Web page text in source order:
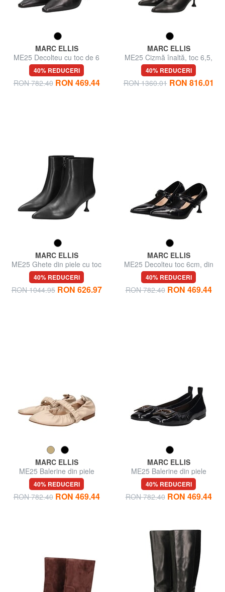
MARC ELLIS
ME25 Decolteu cu toc de 6
cm, din piele
40% REDUCERI
RON 782.40 RON 469.44
MARC ELLIS
ME25 Cizmă înaltă, toc 6,5,
din piele
40% REDUCERI
RON 1360.01 RON 816.01
MARC ELLIS
ME25 Ghete din piele cu toc
de 6,5 cm
40% REDUCERI
RON 1044.95 RON 626.97
MARC ELLIS
ME25 Decolteu toc 6cm, din
piele
40% REDUCERI
RON 782.40 RON 469.44
MARC ELLIS
ME25 Balerine din piele
40% REDUCERI
RON 782.40 RON 469.44
MARC ELLIS
ME25 Balerine din piele
40% REDUCERI
RON 782.40 RON 469.44